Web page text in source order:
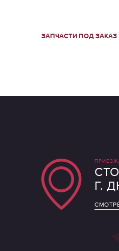
ЗАПЧАСТИ ПОД ЗАКАЗ
СТО
Г.